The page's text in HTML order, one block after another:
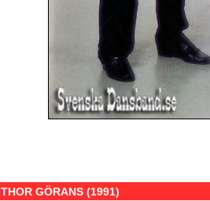
THOR GÖRANS (1991)